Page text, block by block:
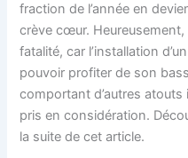
fraction de l’année en
crève cœur.
fatalité, car l’installation
pouvoir profiter de son
comportant d’autres
pris en considération.
la suite de cet article.